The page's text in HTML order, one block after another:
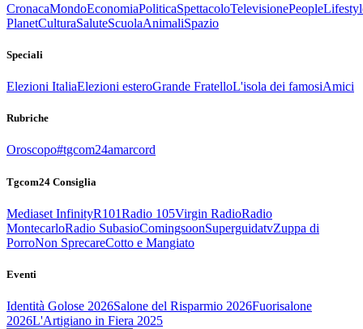
CronacaMondoEconomiaPoliticaSpettacoloTelevisionePeople
PlanetCulturaSaluteScuolaAnimaliSpazio
Speciali
Elezioni ItaliaElezioni esteroGrande FratelloL'isola dei famosiAmici
Rubriche
Oroscopo#tgcom24amarcord
Tgcom24 Consiglia
Mediaset InfinityR101Radio 105Virgin RadioRadio
MontecarloRadio SubasioComingsoonSuperguidatvZuppa di
PorroNon SprecareCotto e Mangiato
Eventi
Identità Golose 2026Salone del Risparmio 2026Fuorisalone
2026L'Artigiano in Fiera 2025